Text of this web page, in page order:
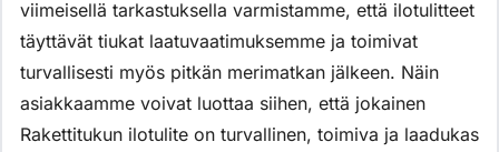
viimeisellä tarkastuksella varmistamme, että ilotulitteet
täyttävät tiukat laatuvaatimuksemme ja toimivat
turvallisesti myös pitkän merimatkan jälkeen. Näin
asiakkaamme voivat luottaa siihen, että jokainen
Rakettitukun ilotulite on turvallinen, toimiva ja laadukas